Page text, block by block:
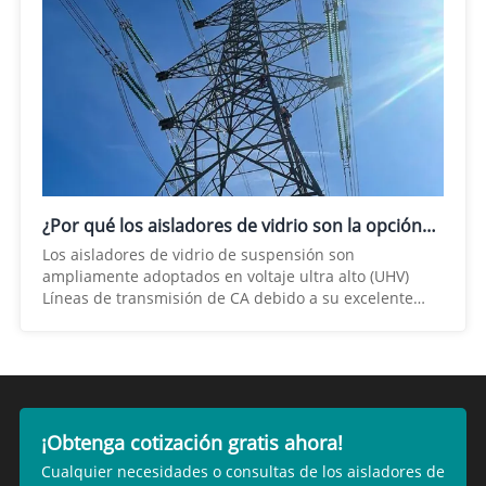
¿Por qué los aisladores de vidrio son la opción
preferida para las líneas de transmisión de CA de
voltaje ultra alto?
Los aisladores de vidrio de suspensión son
ampliamente adoptados en voltaje ultra alto (UHV)
Líneas de transmisión de CA debido a su excelente
transmisión que operan a 220 kV,330 kV,400 kV,500
soluciones aislantes confiables para redes de
transmisión de larga distancia que operan bajo
¡Obtenga cotización gratis ahora!
Cualquier necesidades o consultas de los aisladores de